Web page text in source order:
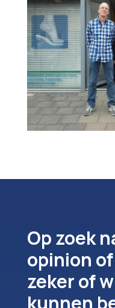
Op zoek
opinion
zeker of
kunnen